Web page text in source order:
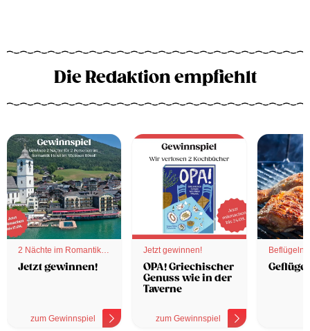
Die Redaktion empfiehlt
2 Nächte im Romantik
Hotel
Jetzt gewinnen!
zum Gewinnspiel
Jetzt gewinnen!
OPA! Griechischer
Genuss wie in der
Taverne
zum Gewinnspiel